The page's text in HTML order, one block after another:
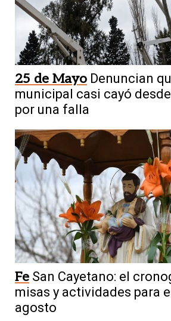
25 de Mayo Denuncian
municipal casi cayó
por una falla
Fe San Cayetano: el
misas y actividades para
agosto